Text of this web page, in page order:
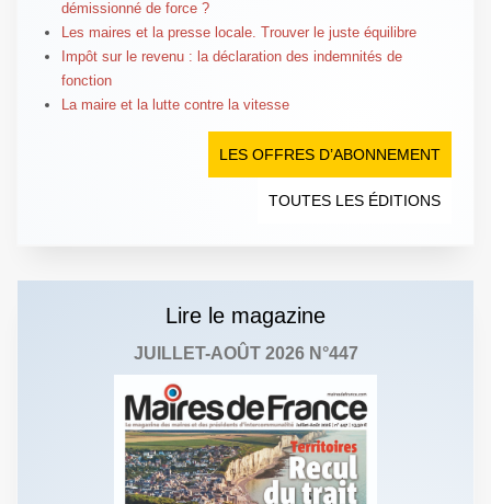
démissionné de force ?
Les maires et la presse locale. Trouver le juste équilibre
Impôt sur le revenu : la déclaration des indemnités de
fonction
La maire et la lutte contre la vitesse
LES OFFRES D’ABONNEMENT
TOUTES LES ÉDITIONS
Lire le magazine
JUILLET-AOÛT 2026 N°447